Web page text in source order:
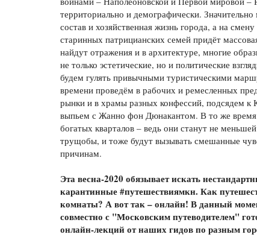
территориально и демографически. Значительно
состав и хозяйственная жизнь города, а на
старинных патрицианских семей придёт
найдут отражения и в архитектуре, многие
не только эстетические, но и политические
будем гулять привычными туристическими
времени проведём в рабочих и ремесленных
рынки и в храмы разных конфессий, подсядем
выпьем с Жанно фон Дюнакантом. В то же время
богатых кварталов – ведь они станут не
трущобы, и тоже будут вызывать смешанные
причинам.
Эта весна-2020 обязывает искать
карантинные #путешествиямкн. Как
комнаты? А вот так – онлайн! В данный
совместно с "Московским путеводителем"
онлайн-лекций от наших гидов по разным